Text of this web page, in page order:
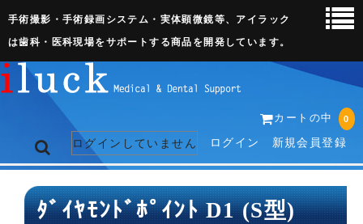
手術撮影・手術録画システム・実体顕微鏡等、アイラック
は歯科・医科現場をサポートする商品を開発しています。
カートの中 0
ログインしていません ログイン 新規会員登録
トップページ
ﾀﾞｲﾔﾓﾝﾄﾞﾎﾟｲﾝﾄ D1 (S型)